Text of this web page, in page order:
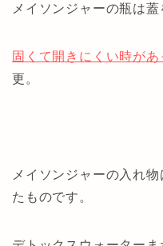
メイソンジャーの瓶は
固くて開きにくい時が
更。
メイソンジャーの入れ
たものです。